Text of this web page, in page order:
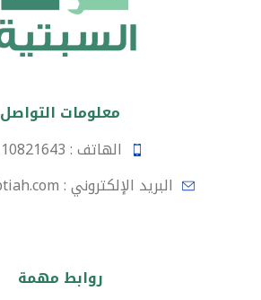
معلومات التواصل
الهاتف : 01110821643
البريد الإلكتروني : info@elsabtiah.com
روابط مهمة